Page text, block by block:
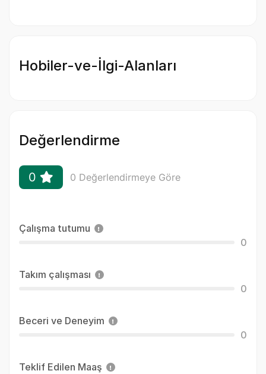
Hobiler-ve-İlgi-Alanları
Değerlendirme
0 0 Değerlendirmeye Göre
Çalışma tutumu
0
Takım çalışması
0
Beceri ve Deneyim
0
Teklif Edilen Maaş